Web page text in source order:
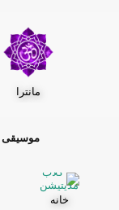
مانترا
موسیقی
خانه